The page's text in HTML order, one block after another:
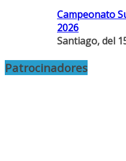
Campeonato
2026
Santiago, del
Patrocinadores